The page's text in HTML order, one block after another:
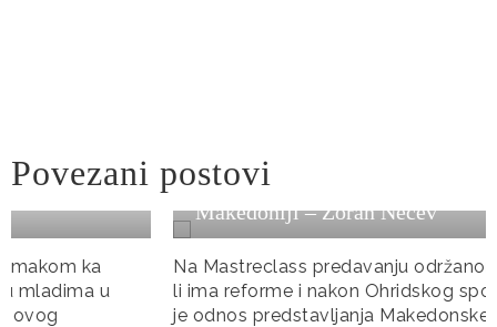
Povezani postovi
Ohridskog Sporazuma u Severnoj
Makedoniji – Zoran Nečev
Na Mastreclass predavanju održanom na temu “Da
li ima reforme i nakon Ohridskog sporazuma, i kakav
je odnos predstavljanja Makedonske i Albanske